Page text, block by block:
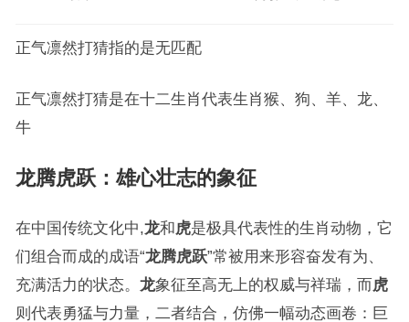
正气凛然打猜指的是无匹配
正气凛然打猜是在十二生肖代表生肖猴、狗、羊、龙、
牛
龙腾虎跃：雄心壮志的象征
在中国传统文化中,龙和虎是极具代表性的生肖动物，它
们组合而成的成语“龙腾虎跃”常被用来形容奋发有为、
充满活力的状态。 龙象征至高无上的权威与祥瑞，而虎
则代表勇猛与力量，二者结合，仿佛一幅动态画卷：巨